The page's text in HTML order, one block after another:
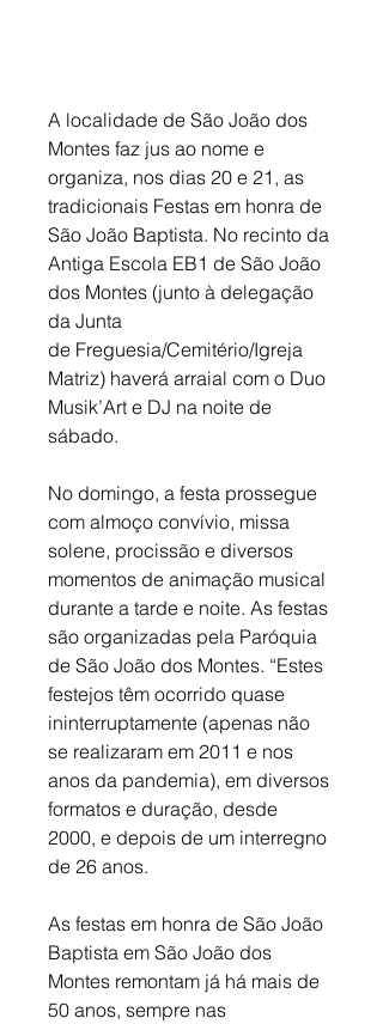
A localidade de São João dos
Montes faz jus ao nome e
organiza, nos dias 20 e 21, as
tradicionais Festas em honra de
São João Baptista. No recinto da
Antiga Escola EB1 de São João
dos Montes (junto à delegação
da Junta
de Freguesia/Cemitério/Igreja
Matriz) haverá arraial com o Duo
Musik’Art e DJ na noite de
sábado.
No domingo, a festa prossegue
com almoço convívio, missa
solene, procissão e diversos
momentos de animação musical
durante a tarde e noite. As festas
são organizadas pela Paróquia
de São João dos Montes. “Estes
festejos têm ocorrido quase
ininterruptamente (apenas não
se realizaram em 2011 e nos
anos da pandemia), em diversos
formatos e duração, desde
2000, e depois de um interregno
de 26 anos.
As festas em honra de São João
Baptista em São João dos
Montes remontam já há mais de
50 anos, sempre nas